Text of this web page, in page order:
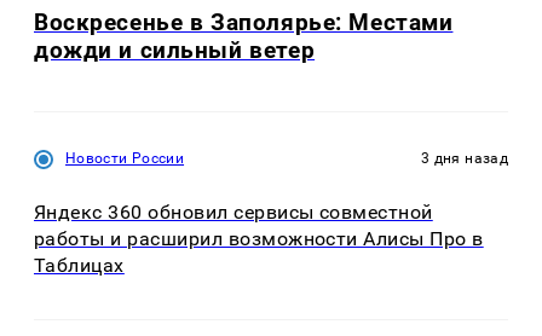
Воскресенье в Заполярье: Местами
дожди и сильный ветер
Новости России 3 дня назад
Яндекс 360 обновил сервисы совместной
работы и расширил возможности Алисы Про в
Таблицах